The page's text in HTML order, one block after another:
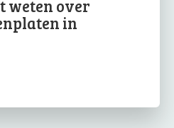
weten over
in